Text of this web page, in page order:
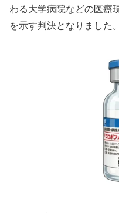
わる大学病院などの医療
を示す判決となりました。